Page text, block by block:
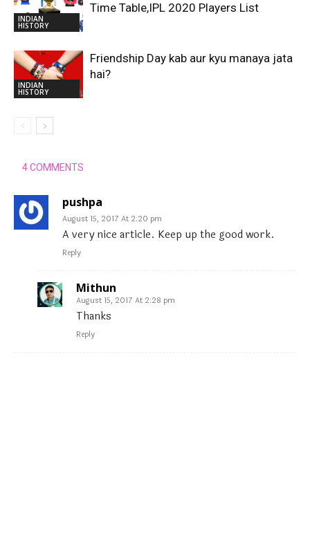
INDIAN
HISTORY
Time Table,IPL 2020 Players List
INDIAN
HISTORY
Friendship Day kab aur kyu manaya jata
hai?
4 COMMENTS
pushpa
August 15, 2017 At 2:20 pm
A very nice article. Keep up the good work.
Reply
Mithun
August 15, 2017 At 2:28 pm
Thanks
Reply